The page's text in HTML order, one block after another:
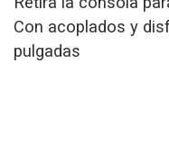
Con acoplados y
pulgadas